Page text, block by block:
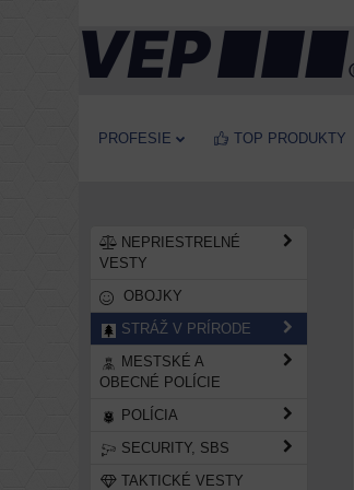
PROFESIE TOP PRODUKTY
NEPRIESTRELNÉ
VESTY
OBOJKY
STRÁŽ V PRÍRODE
MESTSKÉ A
OBECNÉ POLÍCIE
POLÍCIA
SECURITY, SBS
TAKTICKÉ VESTY